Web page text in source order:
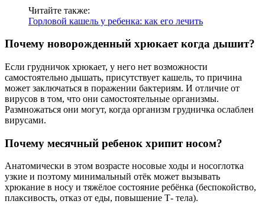
Читайте также:
Горловой кашель у ребенка: как его лечить
Почему новорожденный хрюкает когда дышит?
Если грудничок хрюкает, у него нет возможности
самостоятельно дышать, присутствует кашель, то причина
может заключаться в поражении бактериям. И отличие от
вирусов в том, что они самостоятельные организмы.
Размножаться они могут, когда организм грудничка ослаблен
вирусами.
Почему месячный ребенок хрипит носом?
Анатомически в этом возрасте носовые ходы и носоглотка
узкие и поэтому минимальный отёк может вызывать
хрюкание в носу и тяжёлое состояние ребёнка (беспокойство,
плаксивость, отказ от еды, повышение Т- тела).